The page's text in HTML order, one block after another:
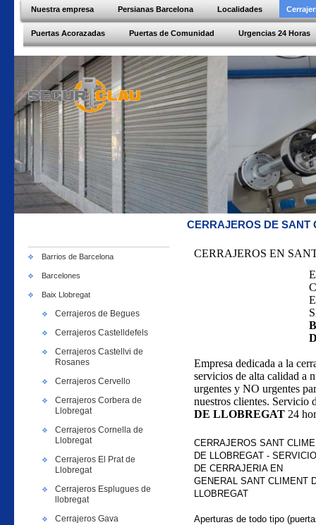
Nuestra empresa Persianas Barcelona Localidades
Puertas Acorazadas Puertas de Comunidad Urgencias 24 Horas
Barrios de Barcelona
Barcelones
Baix Llobregat
Cerrajeros de Begues
Cerrajeros Castelldefels
Cerrajeros Castellvi de
Rosanes
Cerrajeros Cervello
Cerrajeros Corbera de
Llobregat
Cerrajeros Cornella de
Llobregat
Cerrajeros El Prat de
Llobregat
Cerrajeros Esplugues de
llobregat
Cerrajeros Gava
CERRAJEROS DE SANT
CERRAJEROS EN
Empresa dedicada a la
servicios de alta calidad a
urgentes y NO urgentes
nuestros clientes. Servicio
DE LLOBREGAT 24
CERRAJEROS SANT
DE LLOBREGAT - SERVICIO
DE CERRAJERIA EN
GENERAL SANT CLIMENT
LLOBREGAT
Aperturas de todo tipo